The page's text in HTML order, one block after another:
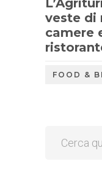
veste di
camere
FOOD &